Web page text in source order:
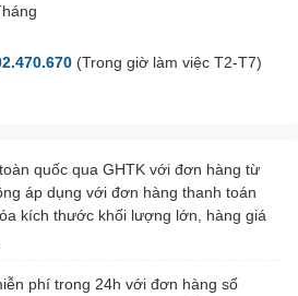
(Trong giờ làm việc T2-T7)
quốc qua GHTK với đơn hàng từ
áp dụng với đơn hàng thanh toán
kích thước khối lượng lớn, hàng giá
phí trong 24h với đơn hàng số